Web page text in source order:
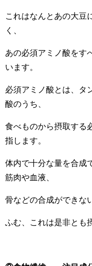
これはなんとあの大豆
く、
あの必須アミノ酸をす
います。
必須アミノ酸とは、タ
酸のうち、
食べものから摂取する
指します。
体内で十分な量を合成
筋肉や血液、
骨などの合成ができな
ふむ、これは是非とも